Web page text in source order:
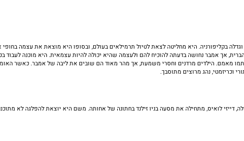
אותנו לאיטליה, בעקבות הגיבורה שלה – אמבר מקלין. אמבר היא צעירה אמריקאית בת 24, שנולדה וגדלה בקליפורניה. היא מחליטה לצאת לטיול תרמילאים בעולם,
אך אמבר נחושה בדעתה להוכיח להם ולעצמה שהיא יכולה להיות עצמאית. היא מוכנה לעבוד
מאמם. הילדים מרדנים וחסרי משמעת, אך מהר מאוד הם שובים את ליבה של אמבר. כאשר
וכריזמטי, נהג מרוצים מתוסבך.
דייזי לואיס, מתחילה את מסעה בניו זילנד בחתונה של אחותה. משם היא יוצאת להפלגה לא